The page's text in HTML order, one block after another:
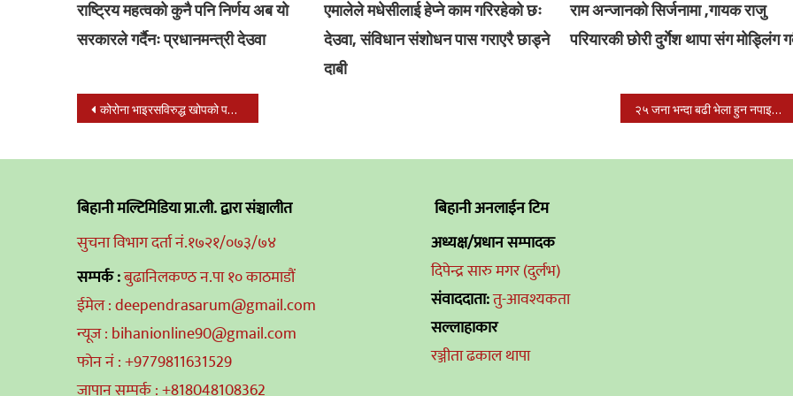
राष्ट्रिय महत्वको कुनै पनि निर्णय अब याे
सरकारले गर्दैनः प्रधानमन्त्री देउवा
एमालेले मधेसीलाई हेप्ने काम गरिरहेको छः
देउवा, संविधान संशोधन पास गराएरै छाड्ने
दाबी
राम अन्जानको सिर्जनामा ,गायक राजु
परियारकी छोरी दुर्गेश थापा संग मोड्लिंग
Post
कोरोना भाइरसविरुद्ध खोपको पहिलो पटक मानवमा परीक्षण गरिँदै २५ जना भन्दा बढी भेला हुन नपाइने,५५ देशबाट नेपाल आउन रोक
बिहानी मल्टिमिडिया प्रा.ली. द्वारा संञ्चालीत
सुचना विभाग दर्ता नं.१७२१/०७३/७४
सम्पर्क :बुढानिलकण्ठ न.पा १० काठमाडौं
ईमेल : deependrasarum@gmail.com
न्यूज : bihanionline90@gmail.com
फोन नं : +9779811631529
जापान सम्पर्क : +818048108362
बिहानी अनलाईन टिम
अध्यक्ष/प्रधान सम्पादक
दिपेन्द्र सारु मगर (दुर्लभ)
संवाददाता:तु-आवश्यकता
सल्लाहाकार
रञ्जीता ढकाल थापा